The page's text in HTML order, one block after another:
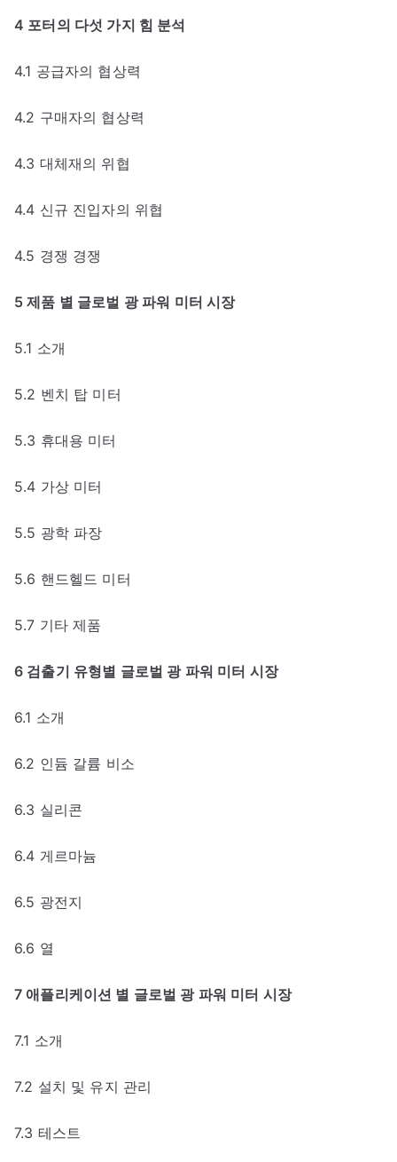
4 포터의 다섯 가지 힘 분석
4.1 공급자의 협상력
4.2 구매자의 협상력
4.3 대체재의 위협
4.4 신규 진입자의 위협
4.5 경쟁 경쟁
5 제품 별 글로벌 광 파워 미터 시장
5.1 소개
5.2 벤치 탑 미터
5.3 휴대용 미터
5.4 가상 미터
5.5 광학 파장
5.6 핸드헬드 미터
5.7 기타 제품
6 검출기 유형별 글로벌 광 파워 미터 시장
6.1 소개
6.2 인듐 갈륨 비소
6.3 실리콘
6.4 게르마늄
6.5 광전지
6.6 열
7 애플리케이션 별 글로벌 광 파워 미터 시장
7.1 소개
7.2 설치 및 유지 관리
7.3 테스트